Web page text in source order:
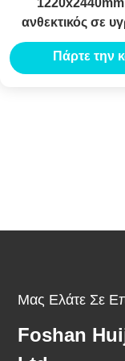
ανθεκτικός σε
Πάρτε την
Μας Ελάτε Σε
Foshan